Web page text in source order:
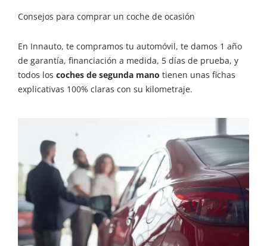
Consejos para comprar un coche de ocasión
En Innauto, te compramos tu automóvil, te damos 1 año
de garantía, financiación a medida, 5 días de prueba, y
todos los coches de segunda mano tienen unas fichas
explicativas 100% claras con su kilometraje.